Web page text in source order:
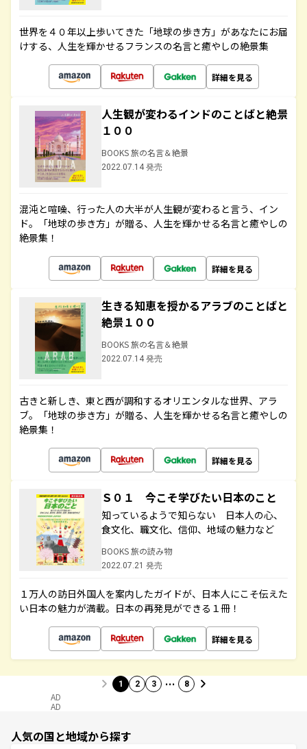
世界を４０年以上歩いてきた「地球の歩き方」があなたにお届
けする、人生を輝かせるフランスの名言と癒やしの絶景集
詳細を見る
人生観が変わるインドのことばと絶景
１００
BOOKS 旅の名言＆絶景
2022.07.14 発売
混沌と喧噪、行った人の大半が人生観が変わると言う、イン
ド。「地球の歩き方」が贈る、人生を輝かせる名言と癒やしの
絶景集！
詳細を見る
生きる知恵を授かるアラブのことばと
絶景１００
BOOKS 旅の名言＆絶景
2022.07.14 発売
古きと新しき、東と西が調和するオリエンタルな世界、アラ
ブ。「地球の歩き方」が贈る、人生を輝かせる名言と癒やしの
絶景集！
詳細を見る
Ｓ０１ 今こそ学びたい日本のこと
知っているようで知らない 日本人の心、
食文化、職文化、信仰、地域の魅力など
BOOKS 旅の読み物
2022.07.21 発売
１万人の訪日外国人を案内したガイドが、日本人にこそ伝えた
い日本の魅力が満載。日本の再発見ができる１冊！
詳細を見る
1 2 3 … 8
AD
AD
人気の国と地域から探す